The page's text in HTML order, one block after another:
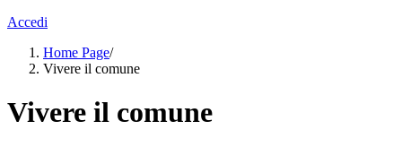
Accedi
Home Page/
Vivere il comune
Vivere il comune